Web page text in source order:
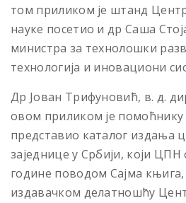
том приликом је штанд
науке посетио и др Саша
министра за технолошки
технологија и иновациони
Др Јован Трифуновић, в. д.
овом приликом је
представио каталог издања
заједнице у Србији, који ЦПН
године поводом Сајма књига,
издавачком делатношћу